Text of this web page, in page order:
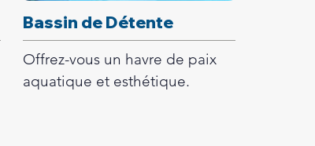
Bassin de Détente
Offrez-vous un havre de paix
aquatique et esthétique.